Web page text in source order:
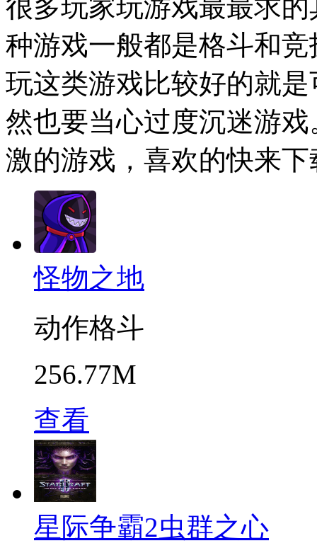
很多玩家玩游戏最最求
种游戏一般都是格斗和
玩这类游戏比较好的就
然也要当心过度沉迷游
激的游戏，喜欢的快来
怪物之地
动作格斗
256.77M
查看
星际争霸2虫群之心